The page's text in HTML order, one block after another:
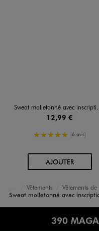
Sweat molletonné avec inscriptions fille
12,99 €
5/5 de moyenne
(6 avis)
AJOUTERAU
Accueil
Fille
Vêtements
Vêtements de
Sweat molletonné avec
390